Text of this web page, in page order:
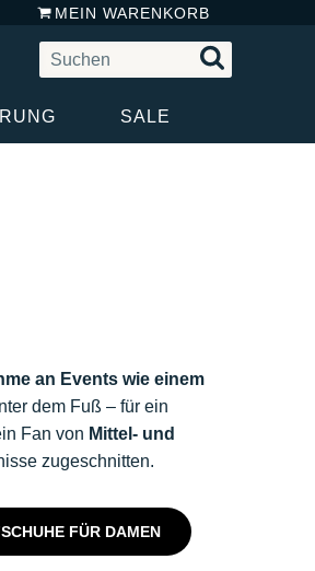
MEIN WARENKORB
SALE
an Events wie einem
dem Fuß – für ein
Fan von Mittel- und
zugeschnitten.
FÜR DAMEN